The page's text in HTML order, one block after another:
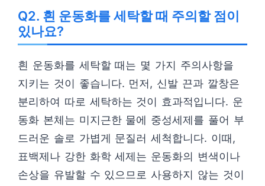
Q2. 흰 운동화를 세탁할 때 주의할 점이
있나요?
흰 운동화를 세탁할 때는 몇 가지 주의사항을
지키는 것이 좋습니다. 먼저, 신발 끈과 깔창은
분리하여 따로 세탁하는 것이 효과적입니다. 운
동화 본체는 미지근한 물에 중성세제를 풀어 부
드러운 솔로 가볍게 문질러 세척합니다. 이때,
표백제나 강한 화학 세제는 운동화의 변색이나
손상을 유발할 수 있으므로 사용하지 않는 것이